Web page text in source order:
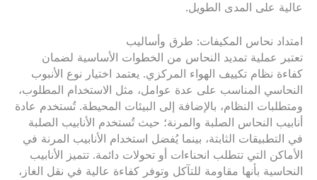
عالية على المدى الطويل.
امتداد نحاس المكيفات: طرق وأساليب
تعتبر عملية تمديد النحاس من الخطوات الأساسية لضمان
كفاءة نظام تكييف الهواء المركزي. يعتمد اختيار نوع الأنبوب
النحاسي المناسب على عدة عوامل، مثل الاستخدام المطلوب،
ومتطلبات النظام، بالإضافة إلى البيئات المحيطة. تُستخدم عادة
أنابيب النحاس الصلبة والمرنة؛ حيث تُستخدم الأنابيب الصلبة
في التطبيقات الثابتة، بينما يُفضل استخدام الأنابيب المرنة في
الأماكن التي تتطلب انحناءات أو تحولات دائمة. تتميز الأنابيب
النحاسية بأنها مقاومة للتآكل وتوفر كفاءة عالية في نقل الغاز،